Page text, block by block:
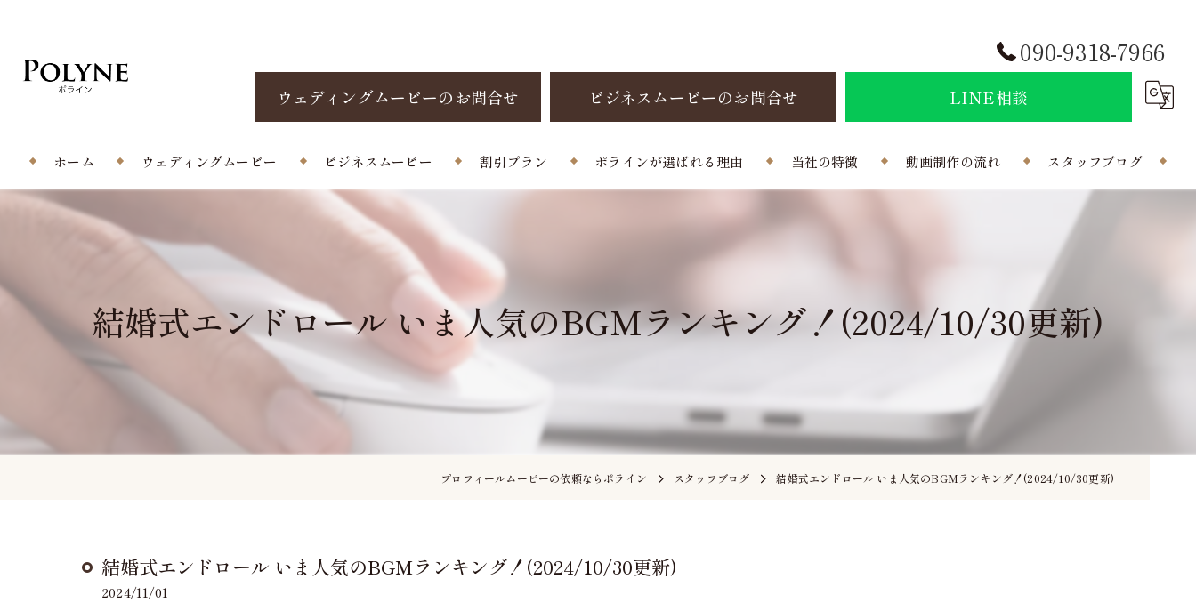
090-9318-7966
ウェディングムービーのお問合せ ビジネスムービーのお問合せ LINE相談
ホーム ウェディングムービー
エンドロール/当日撮影
オープニングムービー
ビジネスムービー 割引プラン ポラインが選ばれる理由 当社の特徴
結婚式
曲
動画制作の流れ スタッフブログ
ポラインのコラム
結婚式エンドロール いま人気のBGMランキング！(2024/10/30更新)
プロフィールムービーの依頼ならポライン スタッフブログ 結婚式エンドロール いま人気のBGMランキング！(2024/10/30更新)
結婚式エンドロール いま人気のBGMランキング！(2024/10/30更新)
2024/11/01